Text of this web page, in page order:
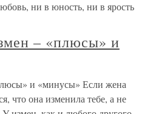
ни в юность, ни в ярость
– «плюсы» и
и «минусы» Если жена
что она изменила тебе, а не